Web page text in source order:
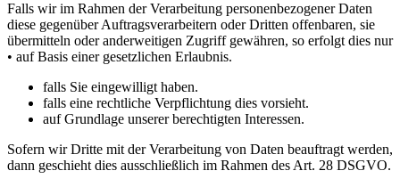
Falls wir im Rahmen der Verarbeitung personenbezogener Daten
diese gegenüber Auftragsverarbeitern oder Dritten offenbaren, sie
übermitteln oder anderweitigen Zugriff gewähren, so erfolgt dies nur
• auf Basis einer gesetzlichen Erlaubnis.
falls Sie eingewilligt haben.
falls eine rechtliche Verpflichtung dies vorsieht.
auf Grundlage unserer berechtigten Interessen.
Sofern wir Dritte mit der Verarbeitung von Daten beauftragt werden,
dann geschieht dies ausschließlich im Rahmen des Art. 28 DSGVO.